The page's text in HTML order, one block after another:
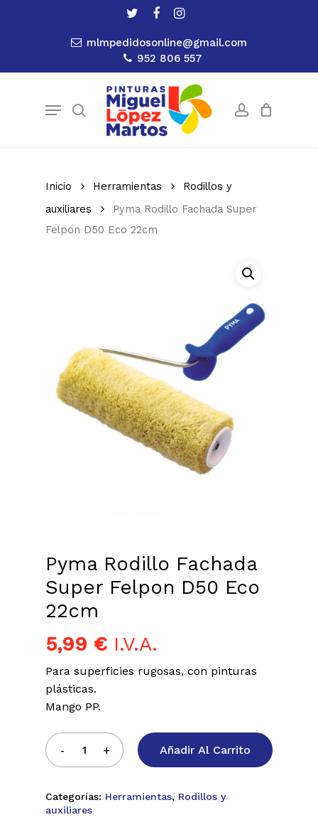
twitterfacebookinstagram
mlmpedidosonline@gmail.com
952 806 557
search account
Menu
Cart
Inicio Herramientas
Rodillos y
auxiliares
Pyma Rodillo Fachada Super
Felpon D50 Eco 22cm
Pyma Rodillo Fachada
Super Felpon D50 Eco
22cm
5,99 € I.V.A.
Para superficies rugosas, con pinturas
plásticas.
Mango PP.
Añadir Al Carrito
Categorías: Herramientas, Rodillos y
auxiliares